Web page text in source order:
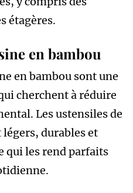
étagères.
en bambou
en bambou sont une
cherchent à réduire
Les ustensiles de
durables et
qui les rend parfaits